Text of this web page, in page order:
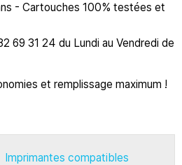
- Cartouches 100% testées et
69 31 24 du Lundi au Vendredi de
et remplissage maximum !
Imprimantes compatibles